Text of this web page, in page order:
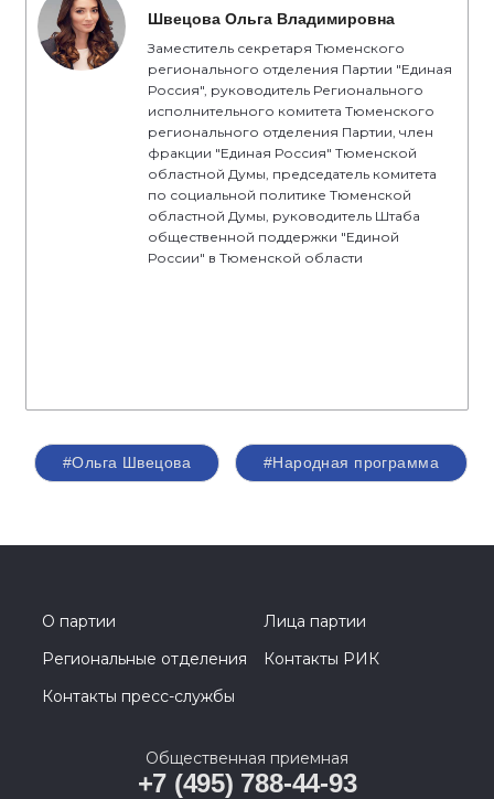
Швецова Ольга Владимировна
Заместитель секретаря Тюменского
регионального отделения Партии "Единая
Россия", руководитель Регионального
исполнительного комитета Тюменского
регионального отделения Партии, член
фракции "Единая Россия" Тюменской
областной Думы, председатель комитета
по социальной политике Тюменской
областной Думы, руководитель Штаба
общественной поддержки "Единой
России" в Тюменской области
#Ольга Швецова #Народная программа
О партии
Лица партии
Региональные отделения
Контакты РИК
Контакты пресс-службы
Общественная приемная
+7 (495) 788-44-93